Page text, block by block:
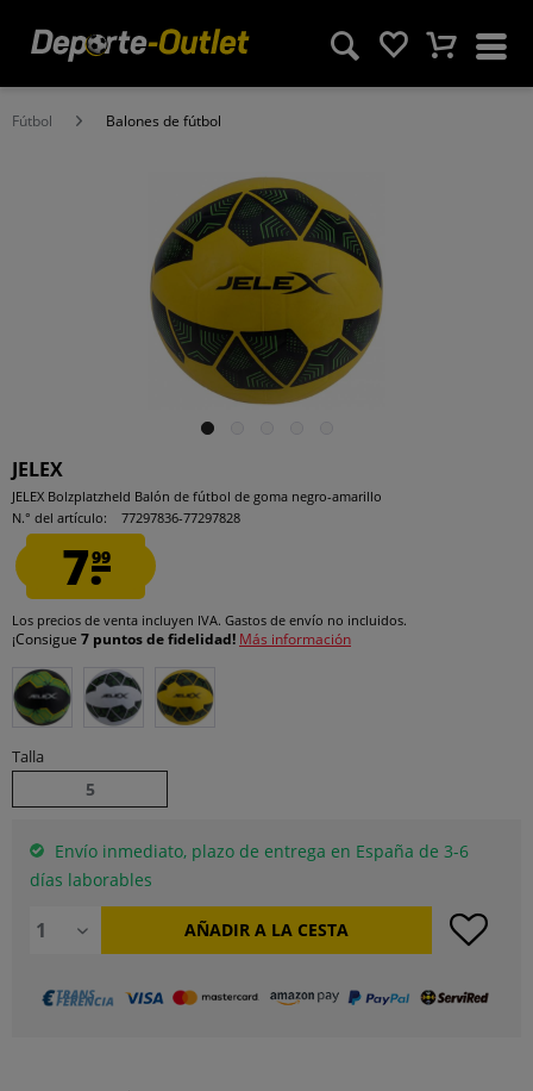
Fútbol Balones de fútbol
JELEX
JELEX Bolzplatzheld Balón de fútbol de goma negro-amarillo
N.° del artículo:
77297836-77297828
7.99
Los precios de venta incluyen IVA. Gastos de envío no incluidos.
¡Consigue 7 puntos de fidelidad! Más información
Talla
5
Envío inmediato, plazo de entrega en España de 3-6
días laborables
AÑADIR A LA CESTA